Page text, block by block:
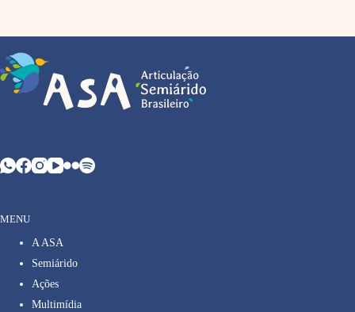
MENU
A ASA
Semiárido
Ações
Multimídia